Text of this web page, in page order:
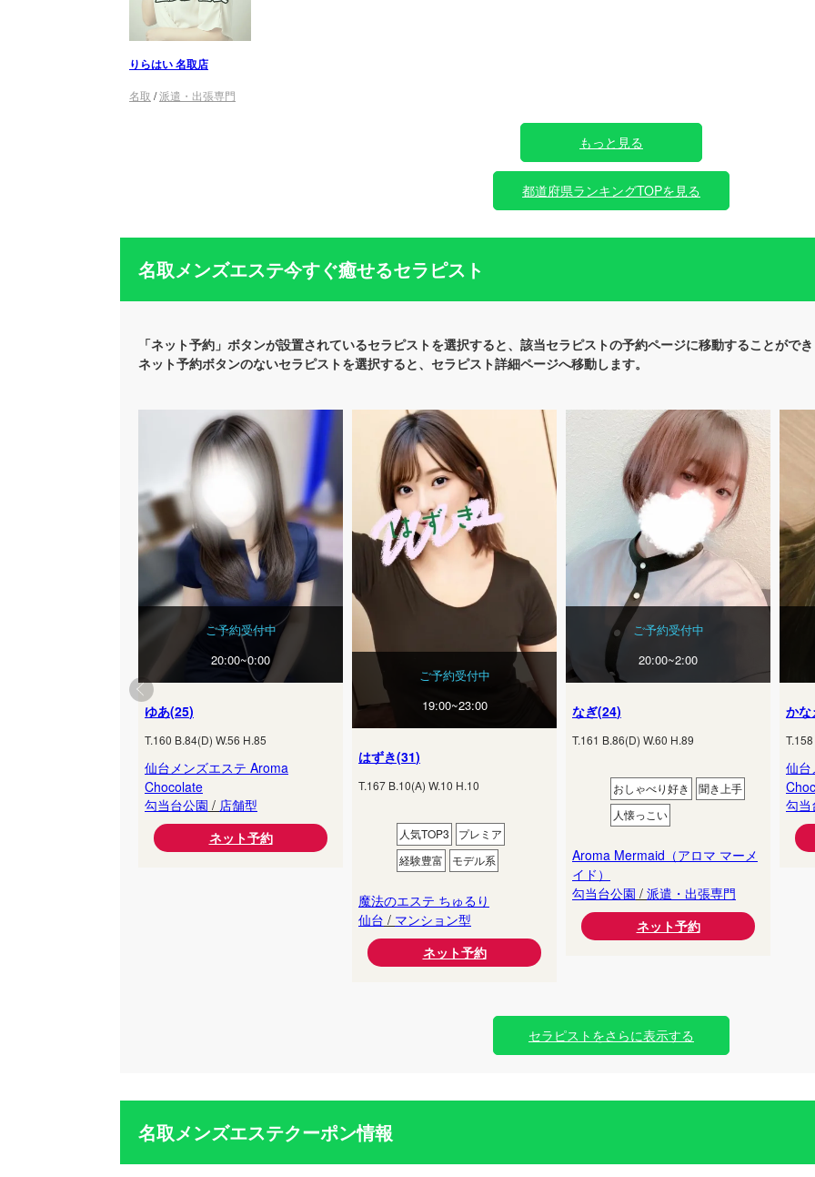
りらはい 名取店
名取 /派遣・出張専門
もっと見る
都道府県ランキングTOPを見る
名取メンズエステ今すぐ癒せるセラピスト
「ネット予約」ボタンが設置されているセラピストを選択すると、該当セラピストの予約ページに移動することがで
ネット予約ボタンのないセラピストを選択すると、セラピスト詳細ページへ移動します。
ご予約受付中
20:00~0:00
ゆあ(25)
T.160 B.84(D) W.56 H.85
仙台メンズエステ Aroma
Chocolate
勾当台公園 / 店舗型
ネット予約
ご予約受付中
19:00~23:00
はずき(31)
T.167 B.10(A) W.10 H.10
人気TOP3
プレミア
経験豊富
モデル系
魔法のエステ ちゅるり
仙台 / マンション型
ネット予約
ご予約受付中
20:00~2:00
なぎ(24)
T.161 B.86(D) W.60 H.89
おしゃべり好き
聞き上手
人懐っこい
Aroma Mermaid（アロマ マーメ
イド）
勾当台公園 / 派遣・出張専門
ネット予約
かな
T.158
仙台
勾当
セラピストをさらに表示する
名取メンズエステクーポン情報